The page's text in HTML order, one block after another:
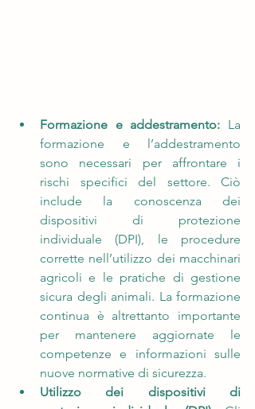
Formazione e addestramento: La
formazione e l’addestramento
sono necessari per affrontare i
rischi specifici del settore. Ciò
include la conoscenza dei
dispositivi di protezione
individuale (DPI), le procedure
corrette nell’utilizzo dei macchinari
agricoli e le pratiche di gestione
sicura degli animali. La formazione
continua è altrettanto importante
per mantenere aggiornate le
competenze e informazioni sulle
nuove normative di sicurezza.
Utilizzo dei dispositivi di